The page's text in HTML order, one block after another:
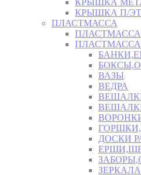
КРЫШКА
КРЫШКА П/ЭТ
ПЛАСТМАССА
ПЛАСТМАССА
ПЛАСТМАССА
ВАЗЫ
ВЕДРА
ДОСКИ
ЗЕРКАЛА